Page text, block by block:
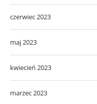
czerwiec 2023
maj 2023
kwiecień 2023
marzec 2023